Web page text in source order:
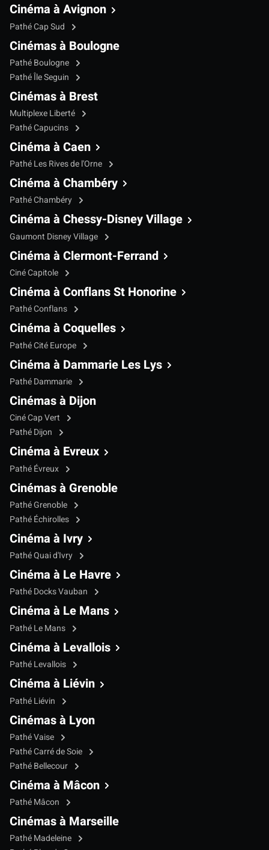
Cinéma à Avignon
Pathé Cap Sud
Cinémas à Boulogne
Pathé Boulogne
Pathé Île Seguin
Cinémas à Brest
Multiplexe Liberté
Pathé Capucins
Cinéma à Caen
Pathé Les Rives de l'Orne
Cinéma à Chambéry
Pathé Chambéry
Cinéma à Chessy-Disney Village
Gaumont Disney Village
Cinéma à Clermont-Ferrand
Ciné Capitole
Cinéma à Conflans St Honorine
Pathé Conflans
Cinéma à Coquelles
Pathé Cité Europe
Cinéma à Dammarie Les Lys
Pathé Dammarie
Cinémas à Dijon
Ciné Cap Vert
Pathé Dijon
Cinéma à Evreux
Pathé Évreux
Cinémas à Grenoble
Pathé Grenoble
Pathé Échirolles
Cinéma à Ivry
Pathé Quai d'Ivry
Cinéma à Le Havre
Pathé Docks Vauban
Cinéma à Le Mans
Pathé Le Mans
Cinéma à Levallois
Pathé Levallois
Cinéma à Liévin
Pathé Liévin
Cinémas à Lyon
Pathé Vaise
Pathé Carré de Soie
Pathé Bellecour
Cinéma à Mâcon
Pathé Mâcon
Cinémas à Marseille
Pathé Madeleine